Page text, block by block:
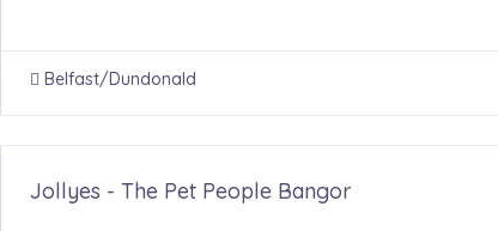
Belfast/Dundonald
Jollyes - The Pet People Bangor